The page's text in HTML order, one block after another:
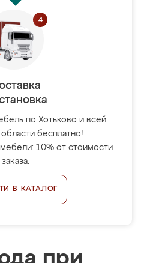
по Хотьково и всей
бесплатно!
10% от стоимости
заказа.
В КАТАЛОГ